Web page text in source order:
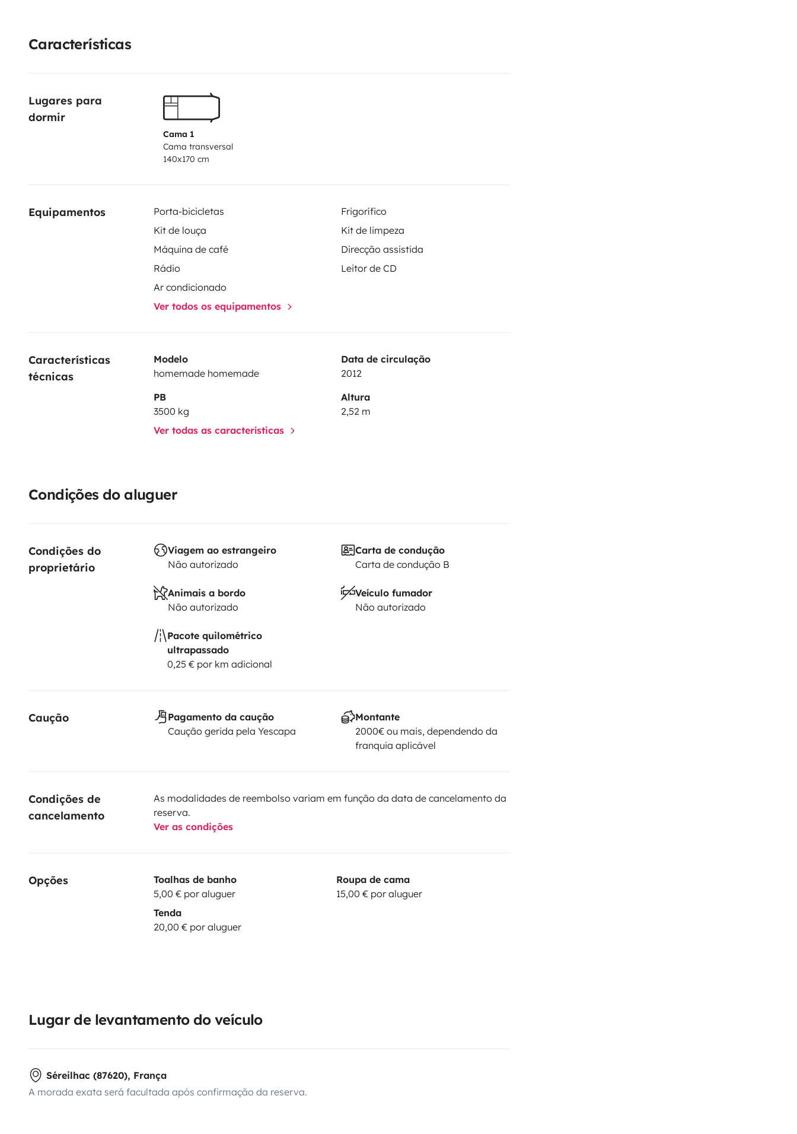
Características
Lugares para
dormir
Cama 1
Cama transversal
140x170 cm
Equipamentos Porta-bicicletas
Frigorífico
Kit de louça
Kit de limpeza
Máquina de café
Direcção assistida
Rádio
Leitor de CD
Ar condicionado
Ver todos os equipamentos
Características
técnicas
Modelo
homemade homemade
Data de circulação
2012
PB
3500 kg
Altura
2,52 m
Ver todas as características
Condições do aluguer
Condições do
proprietário
Viagem ao estrangeiro
Não autorizado
Carta de condução
Carta de condução B
Animais a bordo
Não autorizado
Veículo fumador
Não autorizado
Pacote quilométrico
ultrapassado
0,25 € por km adicional
Caução
Pagamento da caução
Caução gerida pela Yescapa
Montante
2000€ ou mais, dependendo da
franquia aplicável
Condições de
cancelamento
As modalidades de reembolso variam em função da data de cancelamento da
reserva.
Ver as condições
Opções
Toalhas de banho
5,00 € por aluguer
Roupa de cama
15,00 € por aluguer
Tenda
20,00 € por aluguer
Lugar de levantamento do veículo
Séreilhac (87620), França
A morada exata será facultada após confirmação da reserva.